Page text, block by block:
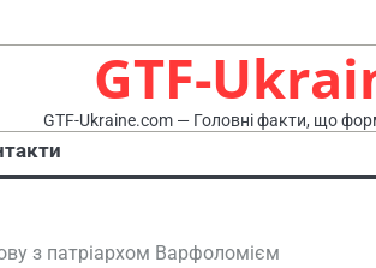
GTF-
GTF-Ukraine.com — Головні факти, що
з патріархом Варфоломієм